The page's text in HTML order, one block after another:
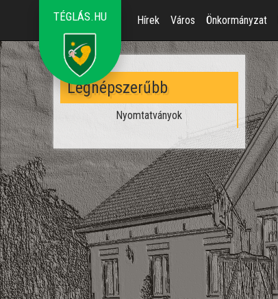
TÉGLÁS.HU Hírek Város Önkormányzat
Legnépszerűbb
Nyomtatványok